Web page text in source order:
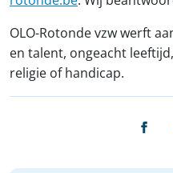
OLO-Rotonde vzw werft
en talent, ongeacht
religie of handicap.